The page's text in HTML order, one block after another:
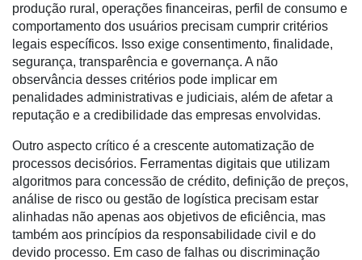
E-
Commerce
Informatização
da
Agricultura
Vertical
Software
Empresarial
Tecnologia
para
Recursos
Hídricos
produção rural, operações financeiras, perfil de consumo e
comportamento dos usuários precisam cumprir critérios
legais específicos. Isso exige consentimento, finalidade,
segurança, transparência e governança. A não
observância desses critérios pode implicar em
penalidades administrativas e judiciais, além de afetar a
reputação e a credibilidade das empresas envolvidas.
Outro aspecto crítico é a crescente automatização de
processos decisórios. Ferramentas digitais que utilizam
algoritmos para concessão de crédito, definição de preços,
análise de risco ou gestão de logística precisam estar
alinhadas não apenas aos objetivos de eficiência, mas
também aos princípios da responsabilidade civil e do
devido processo. Em caso de falhas ou discriminação